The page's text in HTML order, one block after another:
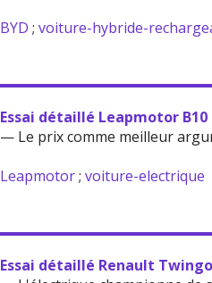
BYD ;voiture-hybride-
Essai détaillé Leapmotor
— Le prix comme meilleur
Leapmotor;voiture-electrique
Essai détaillé Renault